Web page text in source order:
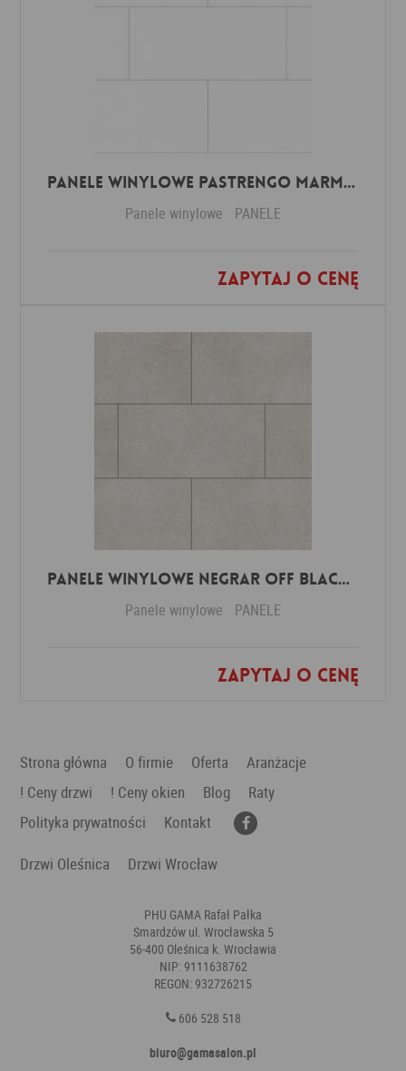
Panele winylowe Pastrengo marmor beige 57590 Klasa 34 3 mm
Panele winylowe PANELE
Zapytaj o cenę
Dodaj do ulubionych
Panele winylowe Negrar off black 57614 Klasa 34 3 mm
Panele winylowe PANELE
Zapytaj o cenę
Dodaj do ulubionych
Strona główna O firmie Oferta
Aranżacje
! Ceny drzwi
! Ceny okien Blog
Raty
Polityka prywatności
Kontakt
Drzwi Oleśnica
Drzwi Wrocław
PHU GAMA Rafał Pałka
Smardzów ul. Wrocławska 5
56-400 Oleśnica k. Wrocławia
NIP: 9111638762
REGON: 932726215
606 528 518
biuro@gamasalon.pl